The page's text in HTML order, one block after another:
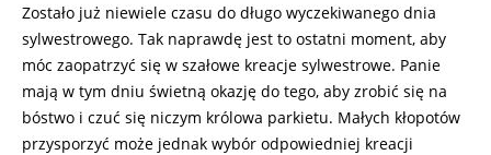
27
Zostało już niewiele czasu do długo wyczekiwanego dnia
sylwestrowego. Tak naprawdę jest to ostatni moment, aby
móc zaopatrzyć się w szałowe kreacje sylwestrowe. Panie
mają w tym dniu świetną okazję do tego, aby zrobić się na
bóstwo i czuć się niczym królowa parkietu. Małych kłopotów
przysporzyć może jednak wybór odpowiedniej kreacji